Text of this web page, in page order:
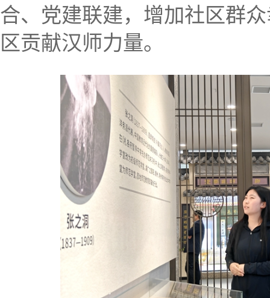
合、党建联建，增加社区群
区贡献汉师力量。